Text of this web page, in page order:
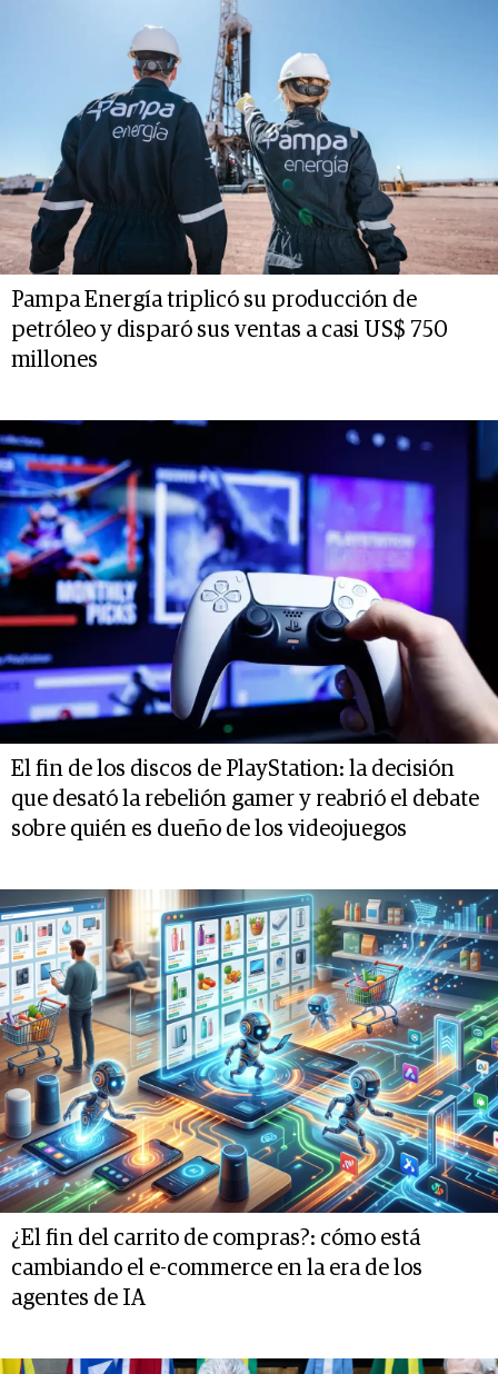
Pampa Energía triplicó su producción de
petróleo y disparó sus ventas a casi US$ 750
millones
El fin de los discos de PlayStation: la decisión
que desató la rebelión gamer y reabrió el debate
sobre quién es dueño de los videojuegos
¿El fin del carrito de compras?: cómo está
cambiando el e-commerce en la era de los
agentes de IA